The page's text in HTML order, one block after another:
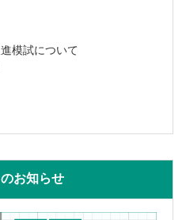
模試について
お知らせ